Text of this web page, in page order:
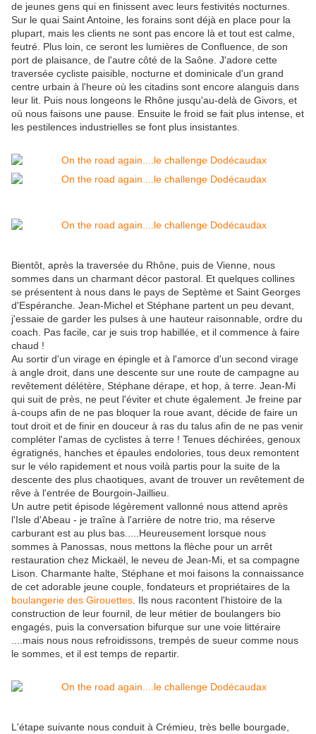
de jeunes gens qui en finissent avec leurs festivités nocturnes.
Sur le quai Saint Antoine, les forains sont déjà en place pour la
plupart, mais les clients ne sont pas encore là et tout est calme,
feutré. Plus loin, ce seront les lumières de Confluence, de son
port de plaisance, de l'autre côté de la Saône. J'adore cette
traversée cycliste paisible, nocturne et dominicale d'un grand
centre urbain à l'heure où les citadins sont encore alanguis dans
leur lit. Puis nous longeons le Rhône jusqu'au-delà de Givors, et
où nous faisons une pause. Ensuite le froid se fait plus intense, et
les pestilences industrielles se font plus insistantes.
Bientôt, après la traversée du Rhône, puis de Vienne, nous
sommes dans un charmant décor pastoral. Et quelques collines
se présentent à nous dans le pays de Septème et Saint Georges
d'Espéranche. Jean-Michel et Stéphane partent un peu devant,
j'essaie de garder les pulses à une hauteur raisonnable, ordre du
coach. Pas facile, car je suis trop habillée, et il commence à faire
chaud !
Au sortir d'un virage en épingle et à l'amorce d'un second virage
à angle droit, dans une descente sur une route de campagne au
revêtement délétère, Stéphane dérape, et hop, à terre. Jean-Mi
qui suit de près, ne peut l'éviter et chute également. Je freine par
à-coups afin de ne pas bloquer la roue avant, décide de faire un
tout droit et de finir en douceur à ras du talus afin de ne pas venir
compléter l'amas de cyclistes à terre ! Tenues déchirées, genoux
égratignés, hanches et épaules endolories, tous deux remontent
sur le vélo rapidement et nous voilà partis pour la suite de la
descente des plus chaotiques, avant de trouver un revêtement de
rêve à l'entrée de Bourgoin-Jaillieu.
Un autre petit épisode légèrement vallonné nous attend après
l'Isle d'Abeau - je traîne à l'arrière de notre trio, ma réserve
carburant est au plus bas.....Heureusement lorsque nous
sommes à Panossas, nous mettons la flèche pour un arrêt
restauration chez Mickaël, le neveu de Jean-Mi, et sa compagne
Lison. Charmante halte, Stéphane et moi faisons la connaissance
de cet adorable jeune couple, fondateurs et propriétaires de la
boulangerie des Girouettes . Ils nous racontent l'histoire de la
construction de leur fournil, de leur métier de boulangers bio
engagés, puis la conversation bifurque sur une voie littéraire
....mais nous nous refroidissons, trempés de sueur comme nous
le sommes, et il est temps de repartir.
L'étape suivante nous conduit à Crémieu, très belle bourgade,